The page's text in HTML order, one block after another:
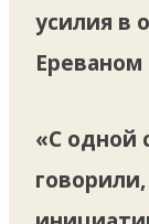
усилия в
Ереваном
«С одной